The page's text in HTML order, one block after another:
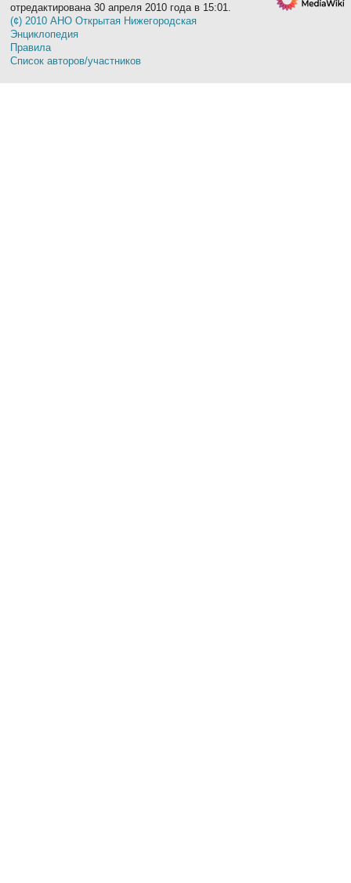
отредактирована 30 апреля 2010 года в 15:01.
(¢) 2010 АНО Открытая Нижегородская
Энциклопедия
Правила
Список авторов/участников